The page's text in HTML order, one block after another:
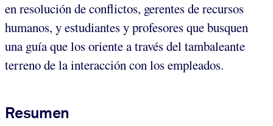
en resolución de conflictos, gerentes de recursos
humanos, y estudiantes y profesores que busquen
una guía que los oriente a través del tambaleante
terreno de la interacción con los empleados.
Resumen